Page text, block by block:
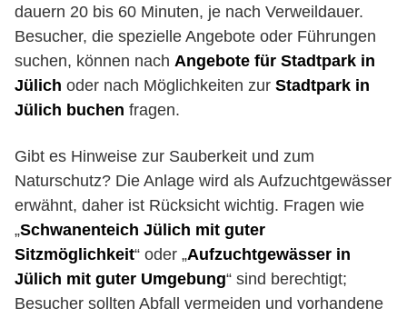
dauern 20 bis 60 Minuten, je nach Verweildauer.
Besucher, die spezielle Angebote oder Führungen
suchen, können nach Angebote für Stadtpark in
Jülich oder nach Möglichkeiten zur Stadtpark in
Jülich buchen fragen.
Gibt es Hinweise zur Sauberkeit und zum
Naturschutz? Die Anlage wird als Aufzuchtgewässer
erwähnt, daher ist Rücksicht wichtig. Fragen wie
„Schwanenteich Jülich mit guter
Sitzmöglichkeit“ oder „Aufzuchtgewässer in
Jülich mit guter Umgebung“ sind berechtigt;
Besucher sollten Abfall vermeiden und vorhandene